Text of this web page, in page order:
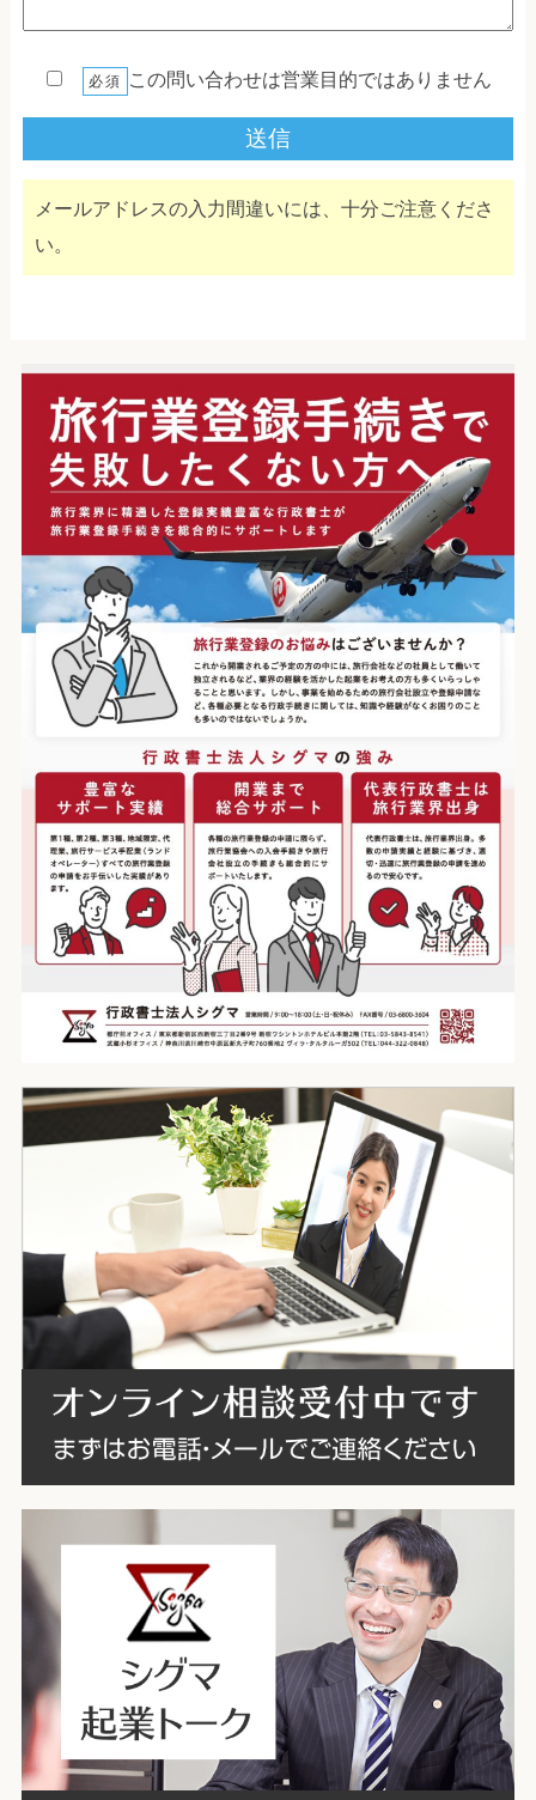
必須 この問い合わせは営業目的ではありません
メールアドレスの入力間違いには、十分ご注意くださ
い。